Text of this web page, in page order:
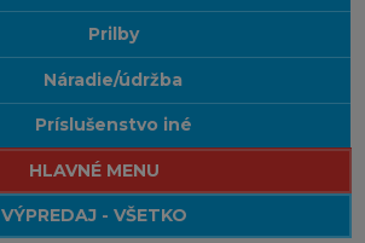
prilby
náradie/údržba
príslušenstvo iné
HLAVNÉ MENU
VÝPREDAJ - VŠETKO